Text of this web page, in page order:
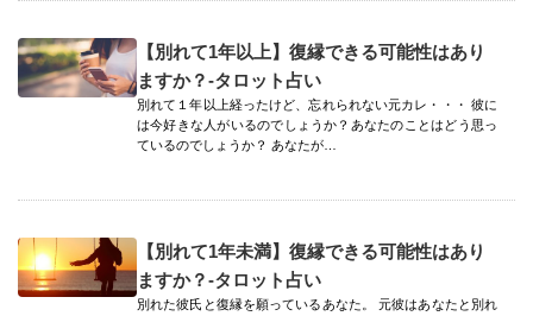
【別れて1年以上】復縁できる可能性はあり
ますか？-タロット占い
別れて１年以上経ったけど、忘れられない元カレ・・・ 彼に
は今好きな人がいるのでしょうか？あなたのことはどう思っ
ているのでしょうか？ あなたが…
【別れて1年未満】復縁できる可能性はあり
ますか？-タロット占い
別れた彼氏と復縁を願っているあなた。 元彼はあなたと別れ